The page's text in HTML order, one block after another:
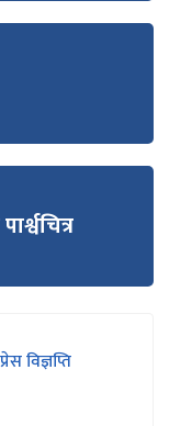
प्रेस विज्ञप्ति